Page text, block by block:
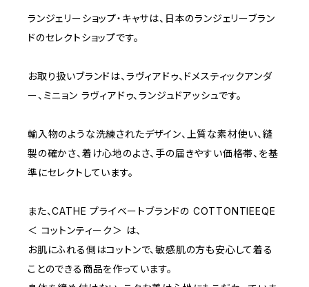
C75
E70
NAVY
YELLOW
PURPLE
BLUE
2000~
5000~
ランジェリーショップ・キャサは、日本のランジェリーブラン
ドのセレクトショップです。
お取り扱いブランドは、ラヴィアドゥ、ドメスティックアンダ
ー、ミニョン ラヴィアドゥ、ランジュドアッシュです。
輸入物のような洗練されたデザイン、上質な素材使い、縫
製の確かさ、着け心地のよさ、手の届きやすい価格帯、を基
準にセレクトしています。
また、CATHE プライベートブランドの COTTONTIEEQE
＜ コットンティーク＞ は、
お肌にふれる側はコットンで、敏感肌の方も安心して着る
ことのできる商品を作っています。